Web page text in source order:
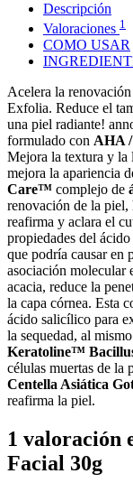
Descripción
Valoraciones 1
COMO USAR
Acelera la
Exfolia. Reduce el
una piel radiante!
formulado con AHA
Mejora la textura y
mejora la apariencia
Care™ complejo de
renovación de la piel,
reafirma y aclara el
propiedades del
que podría causar en
asociación molecular
acacia, reduce la
la capa córnea. Esta
ácido salicílico para
la sequedad, al
Keratoline™
células muertas de la
Centella Asiática
reafirma la piel.
1 valoración
Facial 30g